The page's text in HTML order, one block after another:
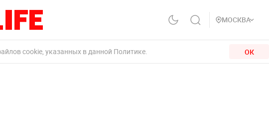
МОСКВА
cookie, указанных в данной Политике. ОК